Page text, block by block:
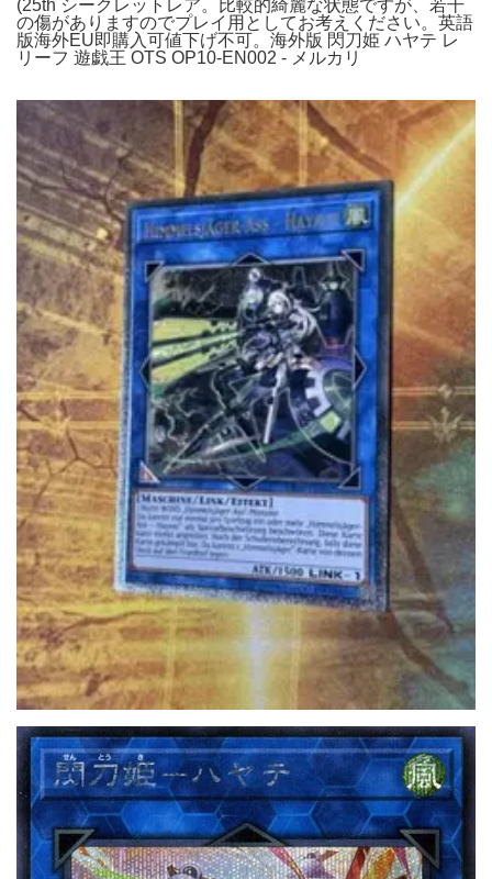
(25th シークレットレア。比較的綺麗な状態ですが、若干
の傷がありますのでプレイ用としてお考えください。英語
版海外EU即購入可値下げ不可。海外版 閃刀姫 ハヤテ レ
リーフ 遊戯王 OTS OP10-EN002 - メルカリ